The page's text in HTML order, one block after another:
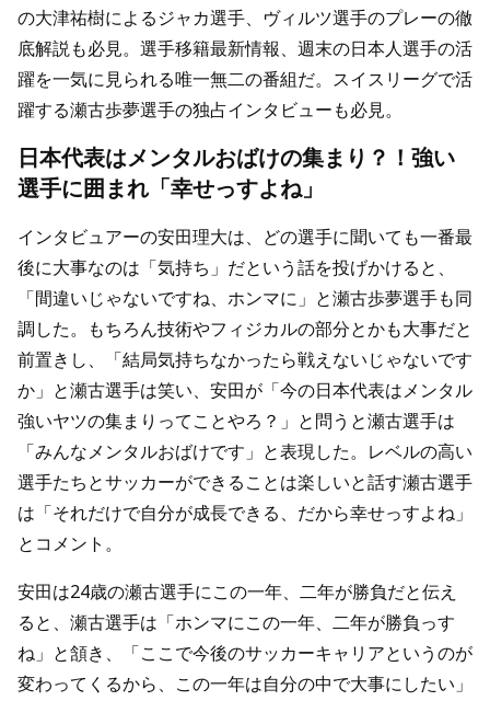
の大津祐樹によるジャカ選手、ヴィルツ選手のプレーの徹
底解説も必見。選手移籍最新情報、週末の日本人選手の活
躍を一気に見られる唯一無二の番組だ。スイスリーグで活
躍する瀬古歩夢選手の独占インタビューも必見。
日本代表はメンタルおばけの集まり？！強い
選手に囲まれ「幸せっすよね」
インタビュアーの安田理大は、どの選手に聞いても一番最
後に大事なのは「気持ち」だという話を投げかけると、
「間違いじゃないですね、ホンマに」と瀬古歩夢選手も同
調した。もちろん技術やフィジカルの部分とかも大事だと
前置きし、「結局気持ちなかったら戦えないじゃないです
か」と瀬古選手は笑い、安田が「今の日本代表はメンタル
強いヤツの集まりってことやろ？」と問うと瀬古選手は
「みんなメンタルおばけです」と表現した。レベルの高い
選手たちとサッカーができることは楽しいと話す瀬古選手
は「それだけで自分が成長できる、だから幸せっすよね」
とコメント。
安田は24歳の瀬古選手にこの一年、二年が勝負だと伝え
ると、瀬古選手は「ホンマにこの一年、二年が勝負っす
ね」と頷き、「ここで今後のサッカーキャリアというのが
変わってくるから、この一年は自分の中で大事にしたい」